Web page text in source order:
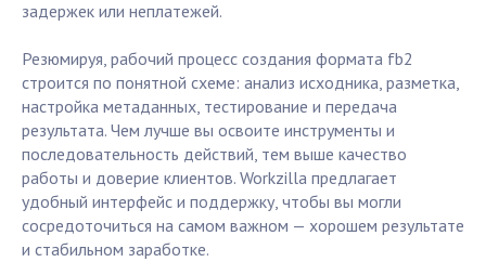
задержек или неплатежей.
Резюмируя, рабочий процесс создания формата fb2
строится по понятной схеме: анализ исходника, разметка,
настройка метаданных, тестирование и передача
результата. Чем лучше вы освоите инструменты и
последовательность действий, тем выше качество
работы и доверие клиентов. Workzilla предлагает
удобный интерфейс и поддержку, чтобы вы могли
сосредоточиться на самом важном — хорошем результате
и стабильном заработке.